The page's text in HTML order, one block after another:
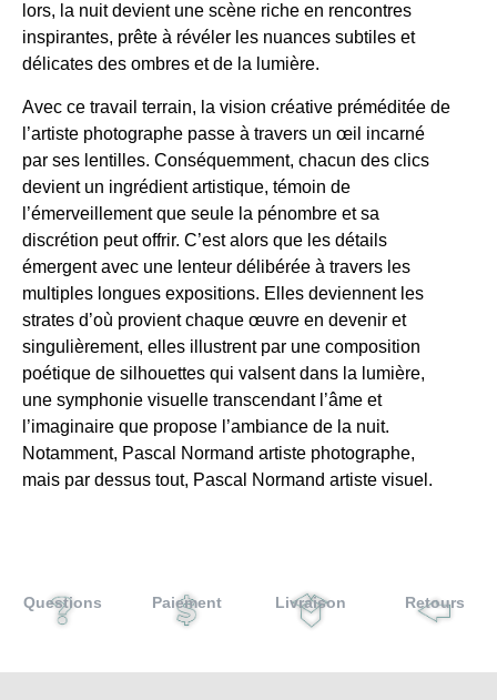
lors, la nuit devient une scène riche en rencontres
inspirantes, prête à révéler les nuances subtiles et
délicates des ombres et de la lumière.
Avec ce travail terrain, la vision créative préméditée de
l’artiste photographe passe à travers un œil incarné
par ses lentilles. Conséquemment, chacun des clics
devient un ingrédient artistique, témoin de
l’émerveillement que seule la pénombre et sa
discrétion peut offrir. C’est alors que les détails
émergent avec une lenteur délibérée à travers les
multiples longues expositions. Elles deviennent les
strates d’où provient chaque œuvre en devenir et
singulièrement, elles illustrent par une composition
poétique de silhouettes qui valsent dans la lumière,
une symphonie visuelle transcendant l’âme et
l’imaginaire que propose l’ambiance de la nuit.
Notamment, Pascal Normand artiste photographe,
mais par dessus tout, Pascal Normand artiste visuel.
Questions Paiement Livraison Retours